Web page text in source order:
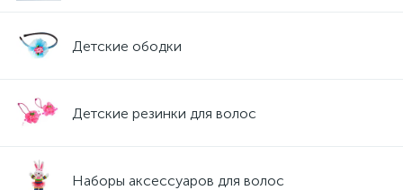
Детские ободки
Детские резинки для волос
Наборы аксессуаров для волос